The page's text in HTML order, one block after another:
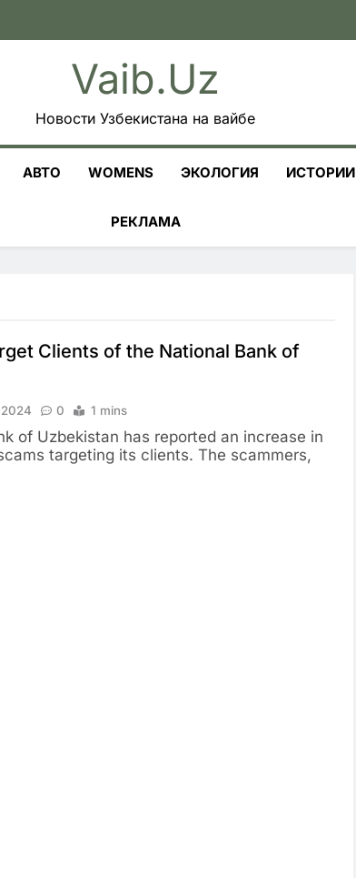
Vaib.uz
Новости Узбекистана на вайбе
АВТО WOMENS ЭКОЛОГИЯ ИСТОРИИ
РЕКЛАМА
Clients of the National Bank of
0 1 mins
of Uzbekistan has reported an increase in
targeting its clients. The scammers,